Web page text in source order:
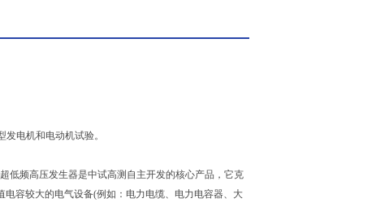
电机和电动机试验。
低频高压发生器是中试高测自主开发的核心产品，它克
容较大的电气设备(例如：电力电缆、电力电容器、大